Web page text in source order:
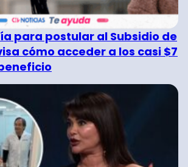
para postular al Subsidio de
cómo acceder a los casi $7